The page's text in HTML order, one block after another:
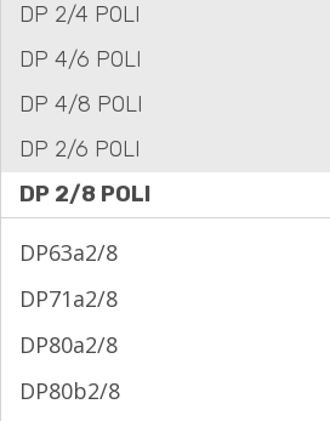
DP 2/4 POLI
DP 4/6 POLI
DP 4/8 POLI
DP 2/6 POLI
DP 2/8 POLI
DP63a2/8
DP71a2/8
DP80a2/8
DP80b2/8